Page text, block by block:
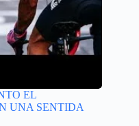
EL
UNA SENTIDA